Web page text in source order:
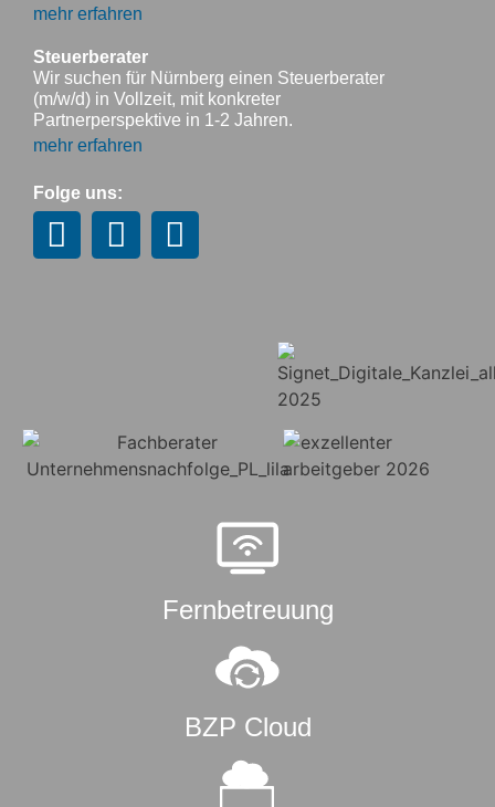
mehr erfahren
Steuerberater
Wir suchen für Nürnberg einen Steuerberater
(m/w/d) in Vollzeit, mit konkreter
Partnerperspektive in 1-2 Jahren.
mehr erfahren
Folge uns:
Fernbetreuung
BZP Cloud